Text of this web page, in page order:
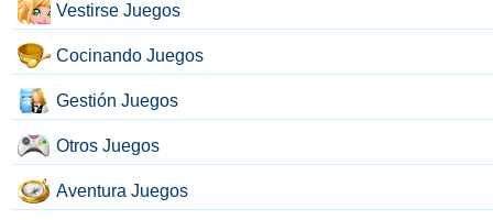
Vestirse Juegos
Cocinando Juegos
Gestión Juegos
Otros Juegos
Aventura Juegos